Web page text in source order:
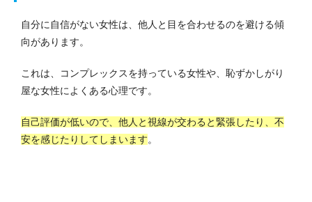
自分に自信がない女性は、他人と目を合わせるのを避ける傾
向があります。
これは、コンプレックスを持っている女性や、恥ずかしがり
屋な女性によくある心理です。
自己評価が低いので、他人と視線が交わると緊張したり、不
安を感じたりしてしまいます。